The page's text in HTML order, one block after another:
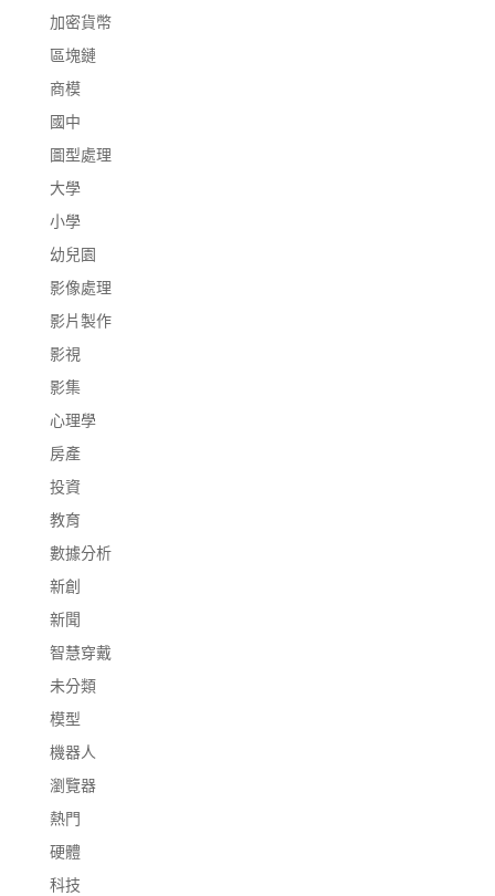
加密貨幣
區塊鏈
商模
國中
圖型處理
大學
小學
幼兒園
影像處理
影片製作
影視
影集
心理學
房產
投資
教育
數據分析
新創
新聞
智慧穿戴
未分類
模型
機器人
瀏覽器
熱門
硬體
科技